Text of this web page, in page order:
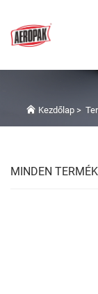
Kezdőlap>
MINDEN TERMÉK